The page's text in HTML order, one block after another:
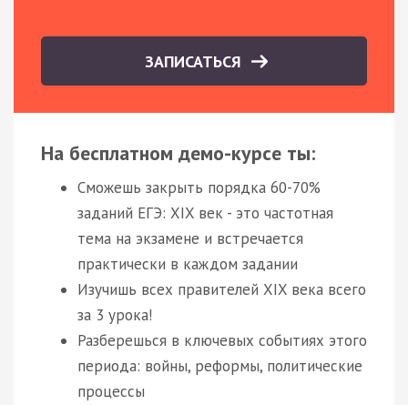
ЗАПИСАТЬСЯ
На бесплатном демо-курсе ты:
Сможешь закрыть порядка 60-70%
заданий ЕГЭ: XIX век - это частотная
тема на экзамене и встречается
практически в каждом задании
Изучишь всех правителей XIX века всего
за 3 урока!
Разберешься в ключевых событиях этого
периода: войны, реформы, политические
процессы